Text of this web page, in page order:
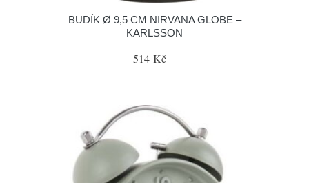
BUDÍK Ø 9,5 CM NIRVANA GLOBE –
KARLSSON
514 Kč